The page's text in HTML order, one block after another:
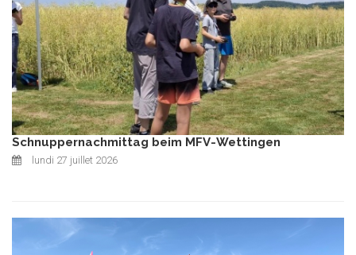
Schnuppernachmittag beim MFV-Wettingen
lundi 27 juillet 2026